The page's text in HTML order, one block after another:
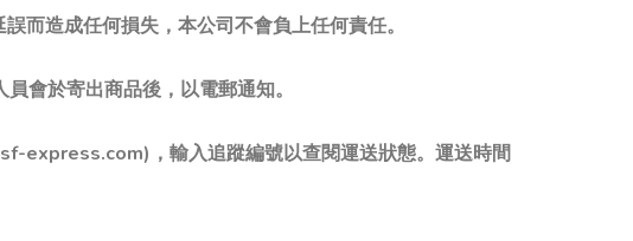
而造成任何損失，本公司不會負上任何責任。
會於寄出商品後，以電郵通知。
，輸入追蹤編號以查閱運送狀態。運送時間